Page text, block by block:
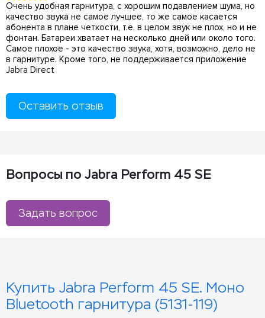
Очень удобная гарнитура, с хорошим подавлением шума, но
качество звука не самое лучшее, то же самое касается
абонента в плане четкости, т.е. в целом звук не плох, но и не
фонтан. Батареи хватает на несколько дней или около того.
Самое плохое - это качество звука, хотя, возможно, дело не
в гарнитуре. Кроме того, не поддерживается приложение
Jabra Direct
Оставить отзыв
Вопросы по Jabra Perform 45 SE
Задать вопрос
Купить Jabra Perform 45 SE. Моно
Bluetooth гарнитура (5131-119)